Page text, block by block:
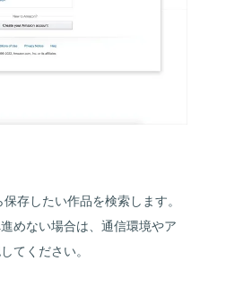
存したい作品を検索します。
めない場合は、通信環境やア
てください。